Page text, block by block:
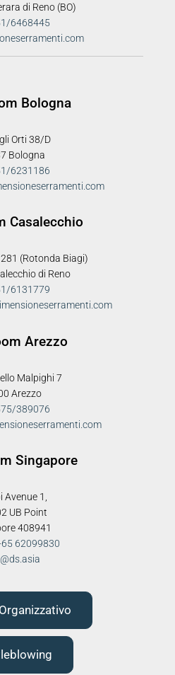
di Reno (BO)
6468445
Bologna
Orti 38/D
Bologna
6231186
Casalecchio
(Rotonda Biagi)
di Reno
6131779
Arezzo
Malpighi 7
Arezzo
389076
Singapore
Avenue 1,
UB Point
408941
62099830